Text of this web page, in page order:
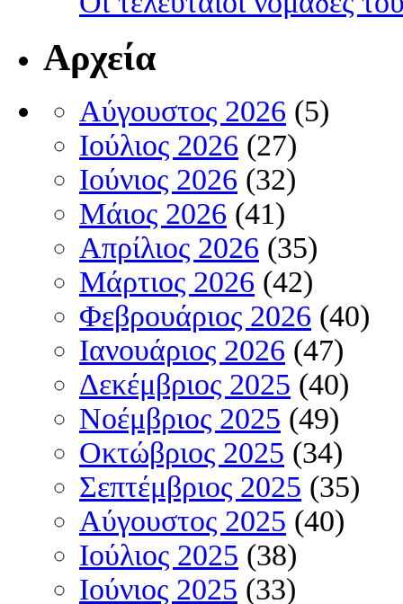
Αρχεία
Αύγουστος 2026 (5)
Ιούλιος 2026 (27)
Ιούνιος 2026 (32)
Μάιος 2026 (41)
Απρίλιος 2026 (35)
Μάρτιος 2026 (42)
Φεβρουάριος 2026 (40)
Ιανουάριος 2026 (47)
Δεκέμβριος 2025 (40)
Νοέμβριος 2025 (49)
Οκτώβριος 2025 (34)
Σεπτέμβριος 2025 (35)
Αύγουστος 2025 (40)
Ιούλιος 2025 (38)
Ιούνιος 2025 (33)